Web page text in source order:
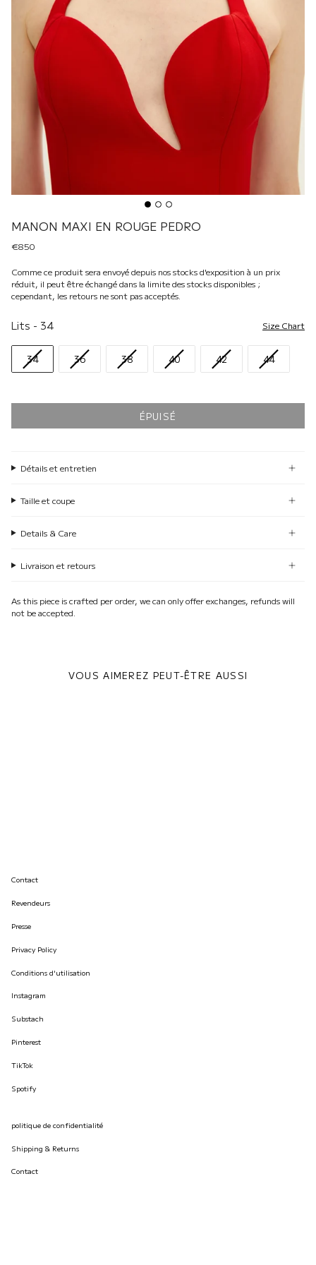
MANON MAXI EN ROUGE PEDRO
€850
Comme ce produit sera envoyé depuis nos stocks d'exposition à un prix
réduit, il peut être échangé dans la limite des stocks disponibles ;
cependant, les retours ne sont pas acceptés.
Lits - 34 Size Chart
34 36 38 40 42 44
ÉPUISÉ
Détails et entretien
Taille et coupe
Details & Care
Livraison et retours
As this piece is crafted per order, we can only offer exchanges, refunds will
not be accepted.
VOUS AIMEREZ PEUT-ÊTRE AUSSI
Contact
Revendeurs
Presse
Privacy Policy
Conditions d'utilisation
Instagram
Substach
Pinterest
TikTok
Spotify
politique de confidentialité
Shipping & Returns
Contact